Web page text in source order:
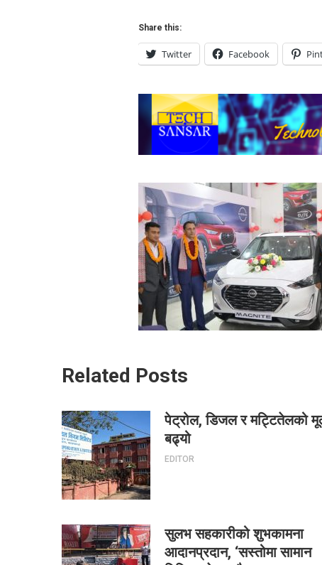
Share this:
Twitter Facebook
Related Posts
पेट्रोल, डिजल र मट्टितेलको
बढ्यो
EDITOR
सुलभ सहकारीको शुभकामना
आदानप्रदान, ‘सस्तोमा सामान